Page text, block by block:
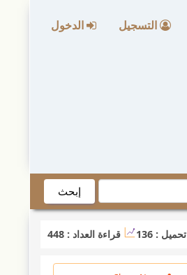
التسجيل الدخول
إبحث
قراءة العداد : 448 تحميل : 136